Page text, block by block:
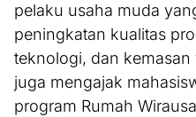
pelaku usaha muda
peningkatan kualitas
teknologi, dan
juga mengajak
program Rumah